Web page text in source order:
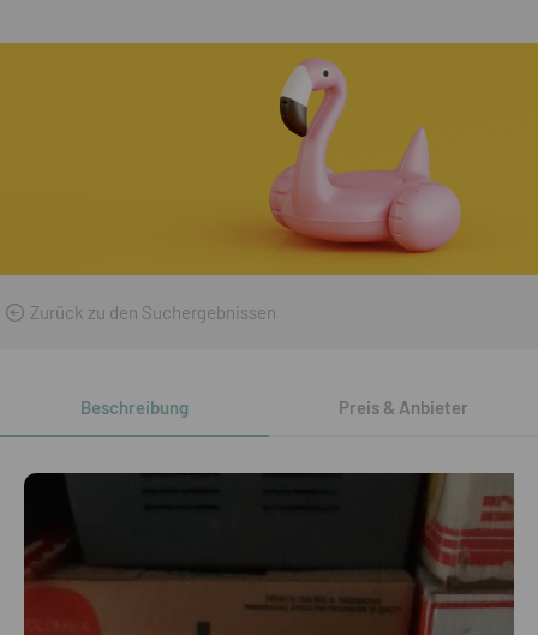
Zurück zu den Suchergebnissen
Beschreibung Preis & Anbieter